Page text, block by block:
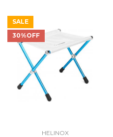
SALE
30%OFF
HELINOX